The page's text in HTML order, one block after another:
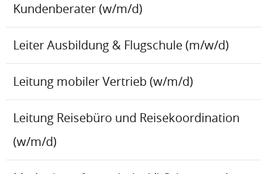
Kundenberater (w/m/d)
Leiter Ausbildung & Flugschule (m/w/d)
Leitung mobiler Vertrieb (w/m/d)
Leitung Reisebüro und Reisekoordination
(w/m/d)